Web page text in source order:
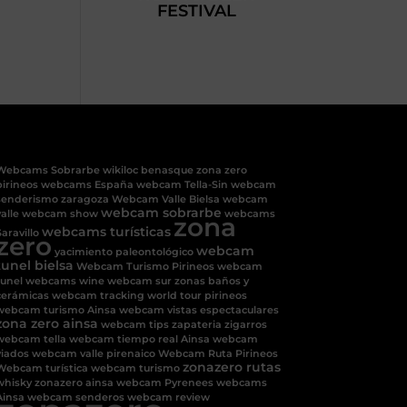
FESTIVAL
Sobrarbe wikiloc benasque zona zero
webcams España webcam Tella-Sin webcam
zaragoza Webcam Valle Bielsa webcam
webcam show webcam sobrarbe webcams
webcams turísticaszona
yacimiento paleontológico webcam
bielsa Webcam Turismo Pirineos webcam
webcams wine webcam sur zonas baños y
webcam tracking world tour pirineos
turismo Ainsa webcam vistas espectaculares
zero ainsa webcam tips zapateria zigarros
tella webcam tiempo real Ainsa webcam
webcam valle pirenaico Webcam Ruta Pirineos
turística webcam turismo zonazero rutas
zonazero ainsa webcam Pyrenees webcams
webcam senderos webcam review